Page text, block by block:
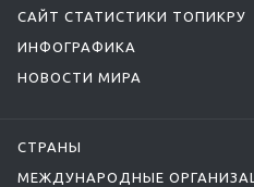
САЙТ СТАТИСТИКИ ТОПИКРУ
ИНФОГРАФИКА
НОВОСТИ МИРА
СТРАНЫ
МЕЖДУНАРОДНЫЕ